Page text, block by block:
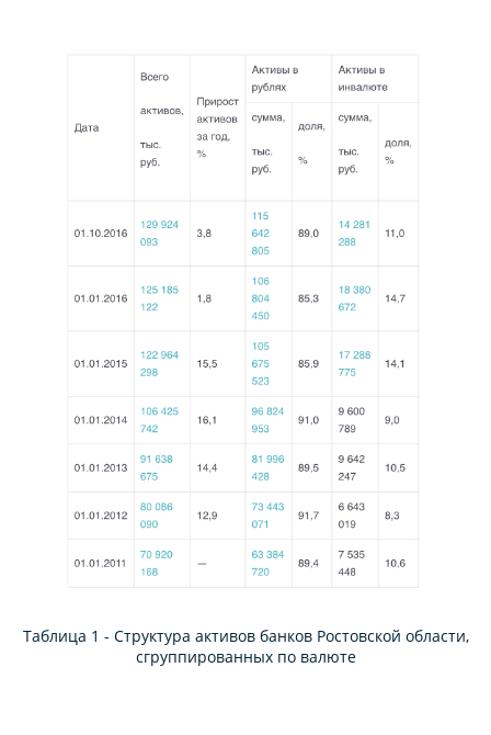
Таблица 1 - Структура активов банков Ростовской области,
сгруппированных по валюте